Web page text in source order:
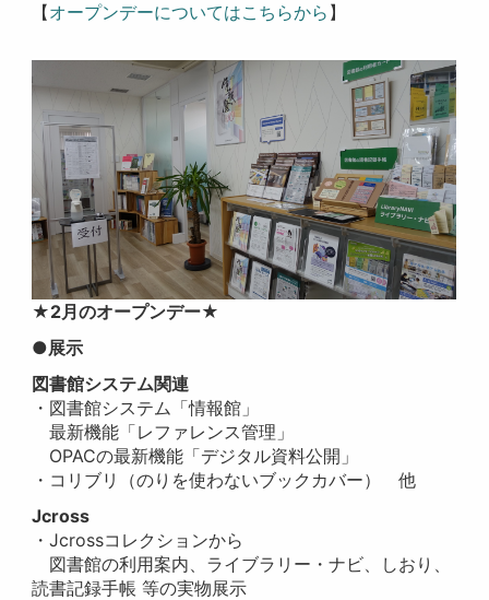
【オープンデーについてはこちらから 】
★2月のオープンデー★
●展示
図書館システム関連
・図書館システム「情報館」
最新機能「レファレンス管理」
OPACの最新機能「デジタル資料公開」
・コリブリ（のりを使わないブックカバー） 他
Jcross
・Jcrossコレクションから
図書館の利用案内、 ライブラリー・ナビ、しおり、
読書記録手帳 等の実物展示